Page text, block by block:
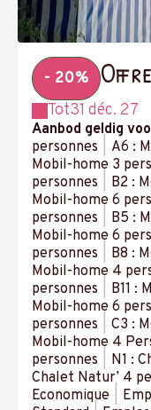
- 20%
à
Tot31 déc. 27
Aanbod geldig
personnes
A6 :
Mobil-home 3
personnes
B2 :
Mobil-home 6
personnes
B5 :
Mobil-home 6
personnes
B8 :
Mobil-home 4
personnes
B11 :
Mobil-home 6
personnes
C3 :
Mobil-home 4
personnes
N1 :
Chalet Natur’ 4
Economique